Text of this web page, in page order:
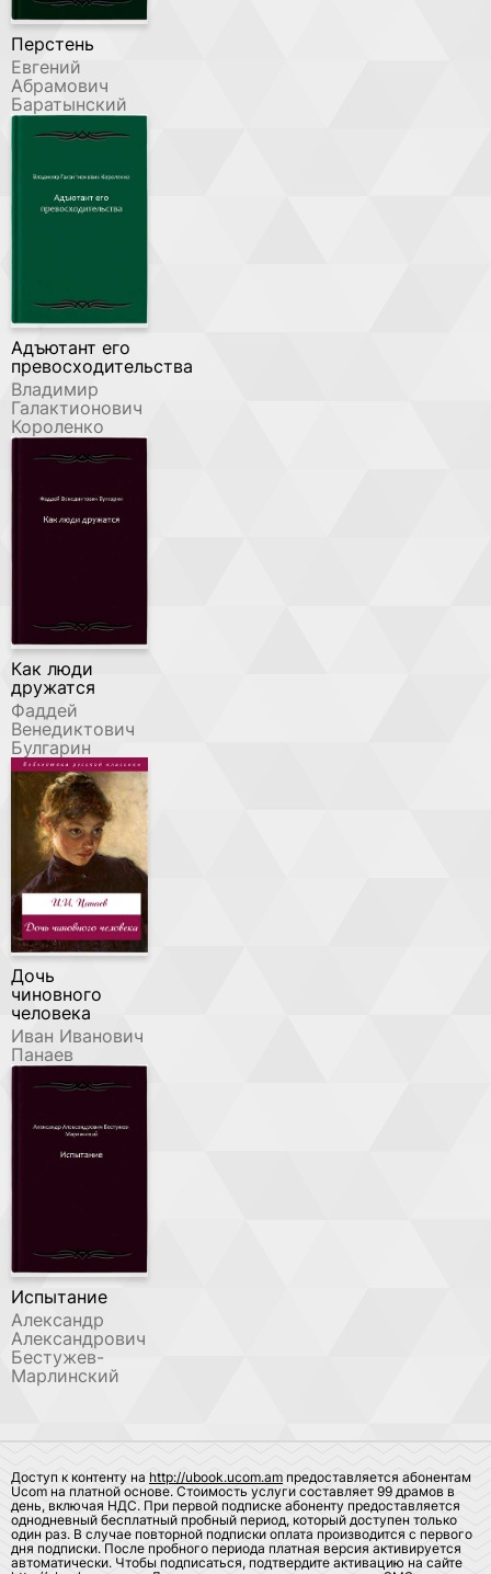
Перстень
Евгений
Абрамович
Баратынский
Адъютант его
превосходительства
Владимир
Галактионович
Короленко
Как люди
дружатся
Фаддей
Венедиктович
Булгарин
Дочь
чиновного
человека
Иван Иванович
Панаев
Испытание
Александр
Александрович
Бестужев-
Марлинский
Доступ к контенту на http://ubook.ucom.am предоставляется абонентам
Ucom на платной основе. Стоимость услуги составляет 99 драмов в
день, включая НДС. При первой подписке абоненту предоставляется
однодневный бесплатный пробный период, который доступен только
один раз. В случае повторной подписки оплата производится с первого
дня подписки. После пробного периода платная версия активируется
автоматически. Чтобы подписаться, подтвердите активацию на сайте